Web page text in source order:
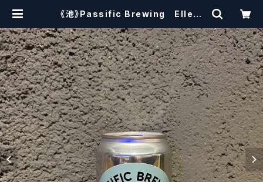
《池》Passific Brewing Elle
ル】 | craftbeerscissors